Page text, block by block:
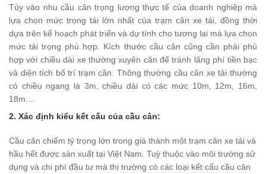
Tùy vào nhu cầu cân trọng lượng thực tế của doanh nghiệp mà
lựa chọn mức trọng tải lớn nhất của trạm cân xe tải, đồng thời
dựa trên kế hoạch phát triển và dự tính cho tương lai mà lựa chọn
mức tải trọng phù hợp. Kích thước cầu cân cũng cần phải phù
hợp với chiều dài xe thường xuyên cân để tránh lãng phí tiền bạc
và diện tích bố trí trạm cân. Thông thường cầu cân xe tải thường
có chiều ngang là 3m, chiều dài có các mức 10m, 12m, 16m,
18m....
2. Xác định kiểu kết cấu của cầu cân:
Cầu cân chiếm tỷ trọng lớn trong giá thành một trạm cân xe tải và
hầu hết được sản xuất tại Việt Nam. Tuỳ thuộc vào môi trường sử
dụng và chi phí đầu tư mà thị trường có các loại kết cấu cầu cân